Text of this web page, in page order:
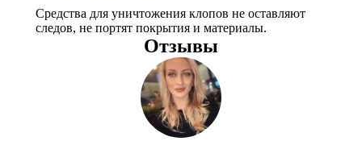
Средства для уничтожения клопов не оставляют
следов, не портят покрытия и материалы.
Отзывы